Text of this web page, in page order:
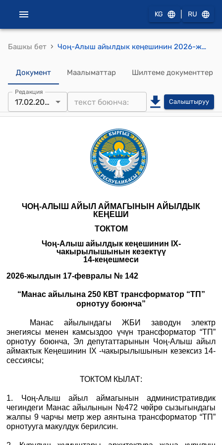
KG RU
Башкы бет › Чоң-Алыш айылдык кеңешинин 2026-жылдын 17-февралындагы № 142 “Манас айылына 250 КВТ трансформатор “ТП” орнотуу боюнча” токтому
Документ Маалыматтар Шилтеме документтер
Редакция
17.02.2026 Салыштыруу